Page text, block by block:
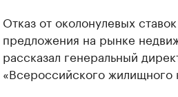
Отказ от околонулевых
предложения на рынке
рассказал генеральный
«Всероссийского жилищного